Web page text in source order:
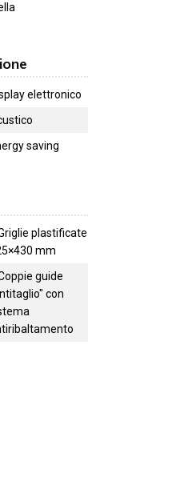
elettronico
saving
plastificate
mm
guide
con